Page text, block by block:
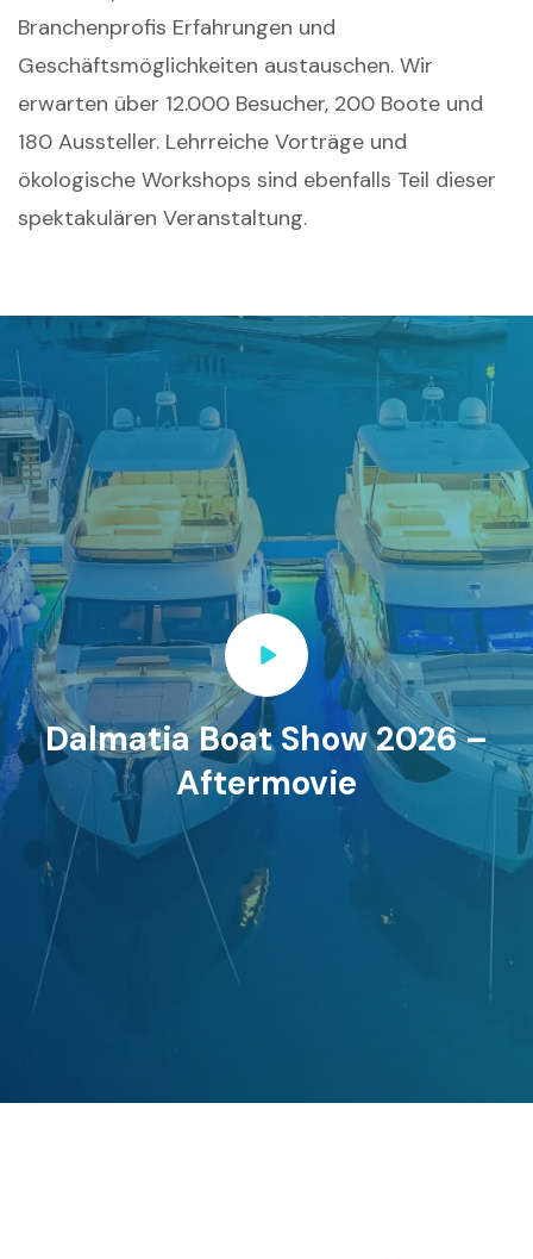
Dalmatia Boat Show 2026 –
Aftermovie
Branchenprofis Erfahrungen und
Geschäftsmöglichkeiten austauschen. Wir
erwarten über 12.000 Besucher, 200 Boote und
180 Aussteller. Lehrreiche Vorträge und
ökologische Workshops sind ebenfalls Teil dieser
spektakulären Veranstaltung.